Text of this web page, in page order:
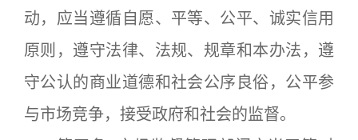
动，应当遵循自愿、平等、公平、诚实信用
原则，遵守法律、法规、规章和本办法，遵
守公认的商业道德和社会公序良俗，公平参
与市场竞争，接受政府和社会的监督。